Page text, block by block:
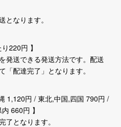
となります。
220円 】
発送できる発送方法です。配送
配達完了」となります。
1,120円 / 東北,中国,四国 790円 /
660円 】
了となります。